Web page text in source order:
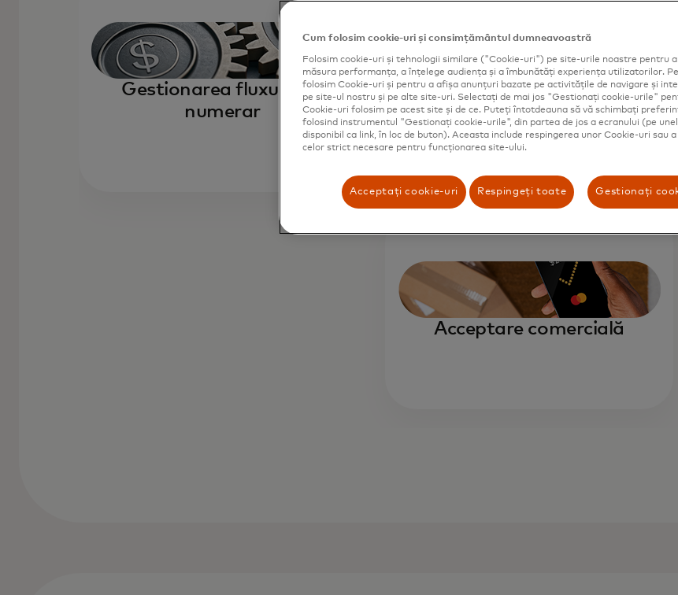
Gestionarea fluxului de
numerar
Modalități alternative de
distribuție
Acceptare comercială
Cum folosim cookie-uri și consimțământul dumneavoastră
Folosim cookie-uri și tehnologii similare ("Cookie-uri") pe site-urile noastre pentru
măsura performanța, a înțelege audiența și a îmbunătăți experiența utilizatorilor.
folosim Cookie-uri și pentru a afișa anunțuri bazate pe activitățile de navigare și
pe site-ul nostru și pe alte site-uri. Selectați de mai jos "Gestionați cookie-urile"
Cookie-uri folosim pe acest site și de ce. Puteți întotdeauna să vă schimbați
folosind instrumentul "Gestionați cookie-urile", din partea de jos a ecranului (pe
disponibil ca link, în loc de buton). Aceasta include respingerea unor Cookie-uri sau
celor strict necesare pentru funcționarea site-ului.
Acceptați cookie-uri Respingeți toate Gestionați